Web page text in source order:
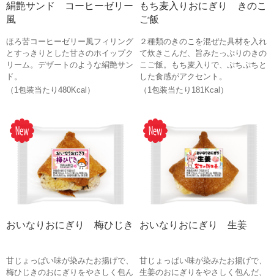
絹艶サンド コーヒーゼリー
風
ほろ苦コーヒーゼリー風フィリング
とすっきりとした甘さのホイップク
リーム。デザートのような絹艶サン
ド。
（1包装当たり480Kcal）
もち麦入りおにぎり きのこ
ご飯
２種類のきのこを混ぜた具材を入れ
て炊きこんだ、旨みたっぷりのきの
こご飯。もち麦入りで、ぷちぷちと
した食感がアクセント。
（1包装当たり181Kcal）
おいなりおにぎり 梅ひじき
甘じょっぱい味が染みたお揚げで、
梅ひじきのおにぎりをやさしく包ん
おいなりおにぎり 生姜
甘じょっぱい味が染みたお揚げで、
生姜のおにぎりをやさしく包んだ、